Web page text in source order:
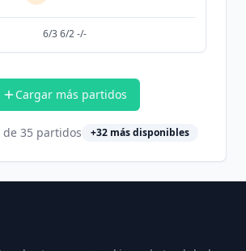
6/3 6/2 -/-
Cargar más partidos
de 35 partidos +32 más disponibles